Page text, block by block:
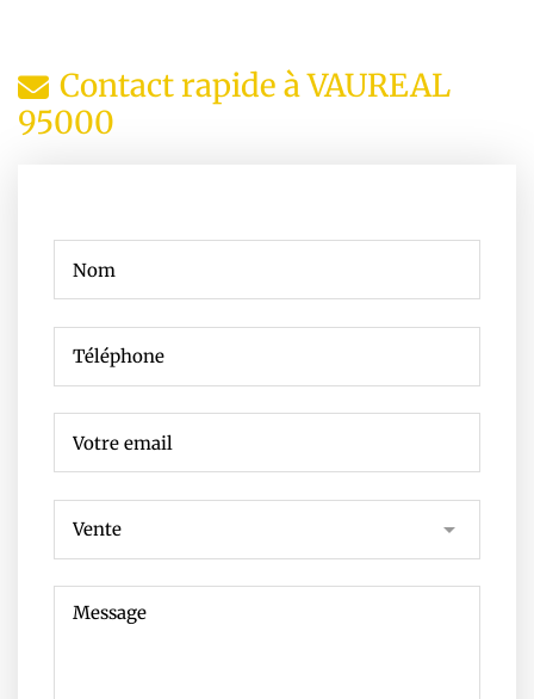
Contact rapide à VAUREAL
95000